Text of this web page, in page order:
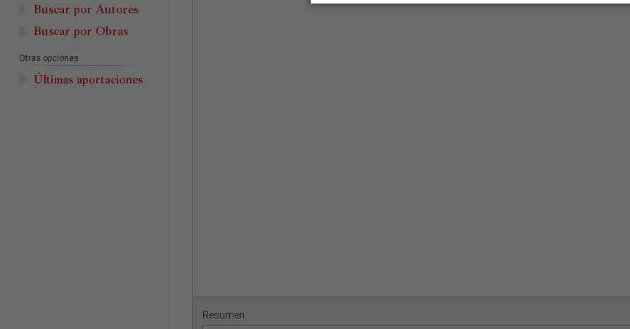
Resumen:
Buscar por Autores
Buscar por Obras
Otras opciones
Últimas aportaciones